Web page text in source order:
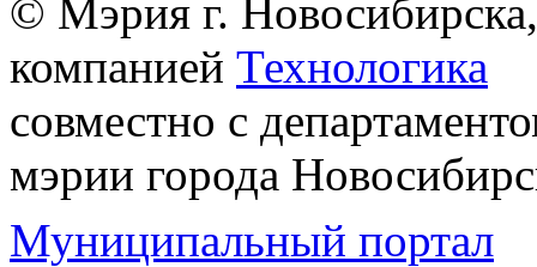
© Мэрия г.
компанией Технологика
совместно с
мэрии города
Муниципальный портал